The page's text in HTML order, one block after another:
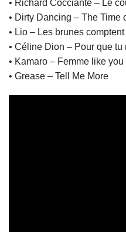
• Richard Cocciante – Le
• Dirty Dancing – The Time
• Lio – Les brunes
• Céline Dion – Pour que tu
• Kamaro – Femme like you
• Grease – Tell Me More